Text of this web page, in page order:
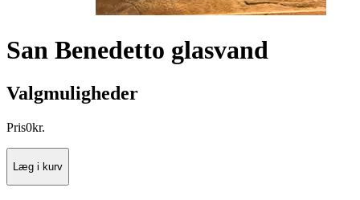
San Benedetto glasvand
Valgmuligheder
Pris0kr.
Læg i kurv